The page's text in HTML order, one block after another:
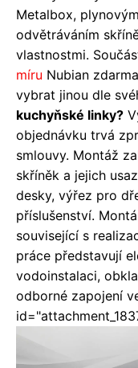
Metalbox,
odvětráváním
vlastnostmi.
míru Nubian
vybrat jinou dle
kuchyňské linky?
objednávku trvá
smlouvy. Montáž
skříněk a jejich
desky, výřez pro
příslušenství.
související s
práce představují
vodoinstalaci,
odborné zapojení